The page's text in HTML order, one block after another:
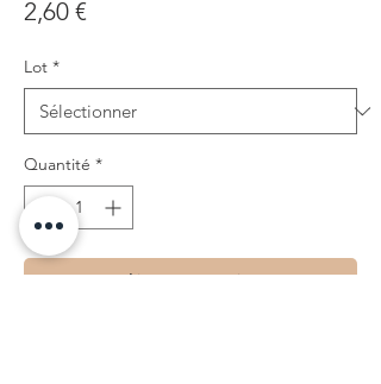
2,60 €Prix
Lot *
Quantité *
Ajouter au panier